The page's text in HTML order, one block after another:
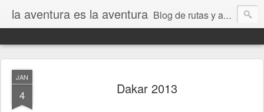
la aventura es la aventura Blog de rutas y aventuras, tanto de carretera como offroad realizados en moto, coche y bici MTB. Artículos técnicos, de mecánica y novedades relacionados con el mundo de la moto trail, 4x4 y bici de montaña.
JAN
4 Dakar 2013